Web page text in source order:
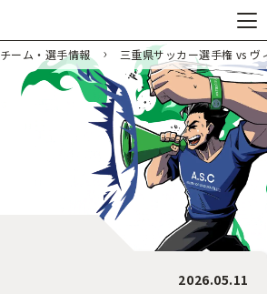
チーム・選手情報 三重県サッカー選手権 vs
2026.05.11